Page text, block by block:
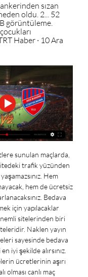
sızan
oldu. 2... 52
görüntüleme.
Haber · 10 Ara
sunulan maçlarda,
trafik yüzünden
Hem
hem de ücretsiz
Bedava
için yapılacaklar
sitelerinden biri
Naklen yayın
sayesinde bedava
iyi şekilde alırsınız.
ücretlerinin aşırı
olması canlı maç